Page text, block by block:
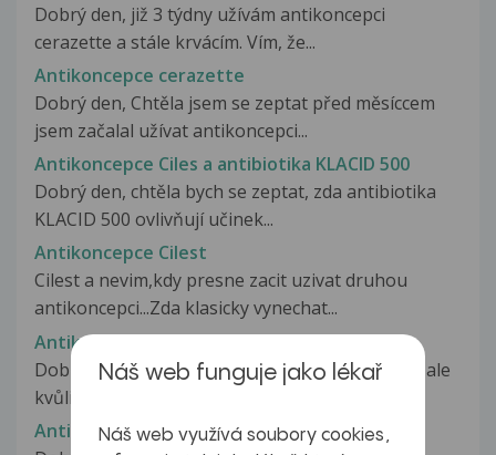
Dobrý den, již 3 týdny užívám antikoncepci
cerazette a stále krvácím. Vím, že...
Antikoncepce cerazette
Dobrý den, Chtěla jsem se zeptat před měsíccem
jsem začalal užívat antikoncepci...
Antikoncepce Ciles a antibiotika KLACID 500
Dobrý den, chtěla bych se zeptat, zda antibiotika
KLACID 500 ovlivňují učinek...
Antikoncepce Cilest
Cilest a nevim,kdy presne zacit uzivat druhou
antikoncepci...Zda klasicky vynechat...
Antikoncepce cilest
Dobrý den, brala jsem dřívě tablety Lindynette, ale
kvůli sníženému libidu jsem...
Antikoncepce Cleosensa
Náš web funguje jako lékař
Náš web využívá soubory cookies,